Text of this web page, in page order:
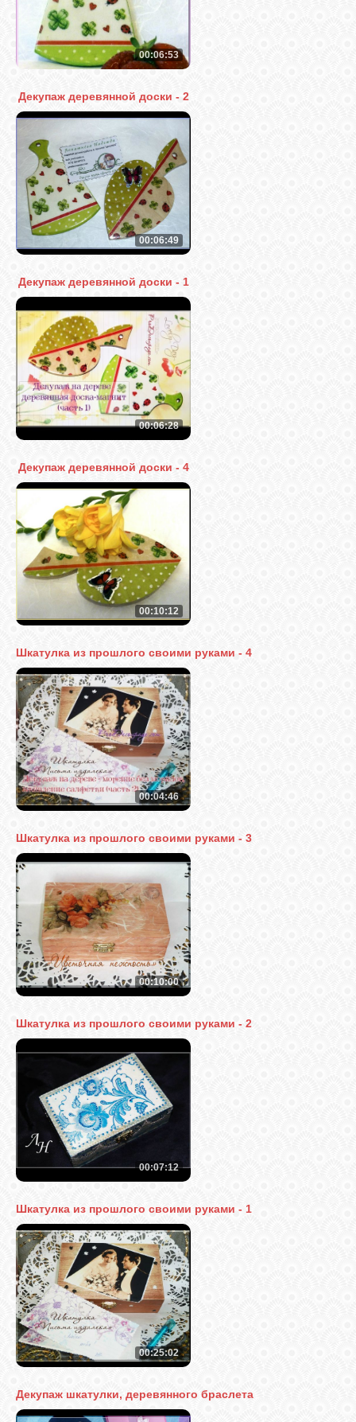
00:06:53
Декупаж деревянной доски - 2
00:06:49
Декупаж деревянной доски - 1
00:06:28
Декупаж деревянной доски - 4
00:10:12
Шкатулка из прошлого своими руками - 4
00:04:46
Шкатулка из прошлого своими руками - 3
00:10:00
Шкатулка из прошлого своими руками - 2
00:07:12
Шкатулка из прошлого своими руками - 1
00:25:02
Декупаж шкатулки, деревянного браслета